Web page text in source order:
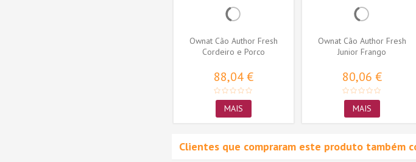
Ownat Cão Author Fresh
Cordeiro e Porco
88,04 €
MAIS
Ownat Cão Author Fresh
Junior Frango
80,06 €
MAIS
Clientes que compraram este produto também